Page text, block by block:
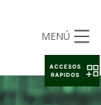
MENÚ
ACCESOS
RAPIDOS